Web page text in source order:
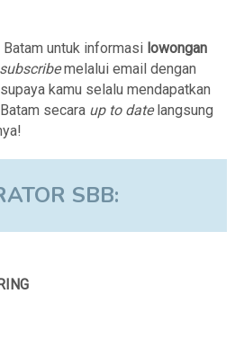
untuk informasi lowongan
subscribemelalui email dengan
kamu selalu mendapatkan
secara up to datelangsung
SBB: